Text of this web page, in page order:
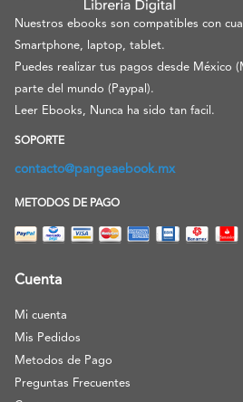
Nuestros ebooks son compatibles con
Smartphone, laptop, tablet.
Puedes realizar tus pagos desde México
parte del mundo (Paypal).
Leer Ebooks, Nunca ha sido tan facil.
SOPORTE
contacto@pangeaebook.mx
METODOS DE PAGO
Cuenta
Mi cuenta
Mis Pedidos
Metodos de Pago
Preguntas Frecuentes